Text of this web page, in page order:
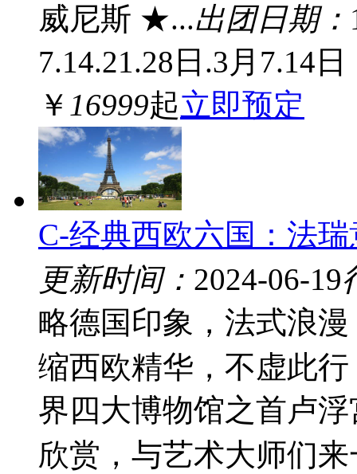
威尼斯 ★...出团日期：
7.14.21.28日.3月7.14日
￥ 16999起立即预定
C-经典西欧六国：法
更新时间： 2024-06-19
略德国印象，法式浪
缩西欧精华，不虚此
界四大博物馆之首卢
欣赏，与艺术大师们